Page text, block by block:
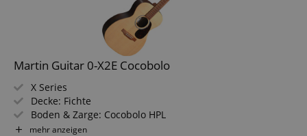
Martin Guitar 0-X2E Cocobolo
X Series
Decke: Fichte
Boden & Zarge: Cocobolo HPL
Hals/Griffbrett: Hartholz
mehr anzeigen